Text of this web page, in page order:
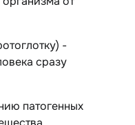
-
сразу
патогенных